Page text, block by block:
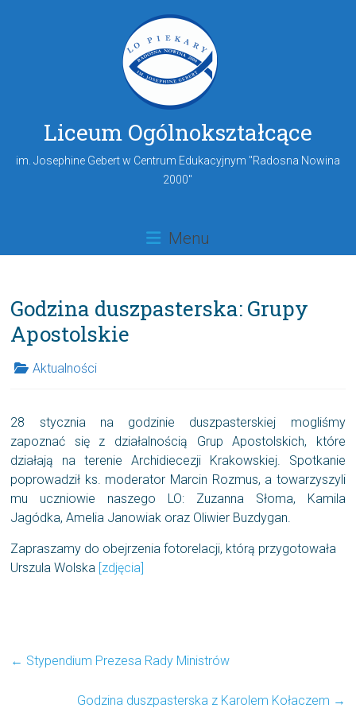
Liceum Ogólnokształcące
im. Josephine Gebert w Centrum Edukacyjnym "Radosna Nowina
2000"
Menu
Godzina duszpasterska: Grupy
Apostolskie
Aktualności
28 stycznia na godzinie duszpasterskiej mogliśmy
zapoznać się z działalnością Grup Apostolskich, które
działają na terenie Archidiecezji Krakowskiej. Spotkanie
poprowadził ks. moderator Marcin Rozmus, a towarzyszyli
mu uczniowie naszego LO: Zuzanna Słoma, Kamila
Jagódka, Amelia Janowiak oraz Oliwier Buzdygan.
Zapraszamy do obejrzenia fotorelacji, którą przygotowała
Urszula Wolska [zdjęcia]
← Stypendium Prezesa Rady Ministrów
Godzina duszpasterska z Karolem Kołaczem →